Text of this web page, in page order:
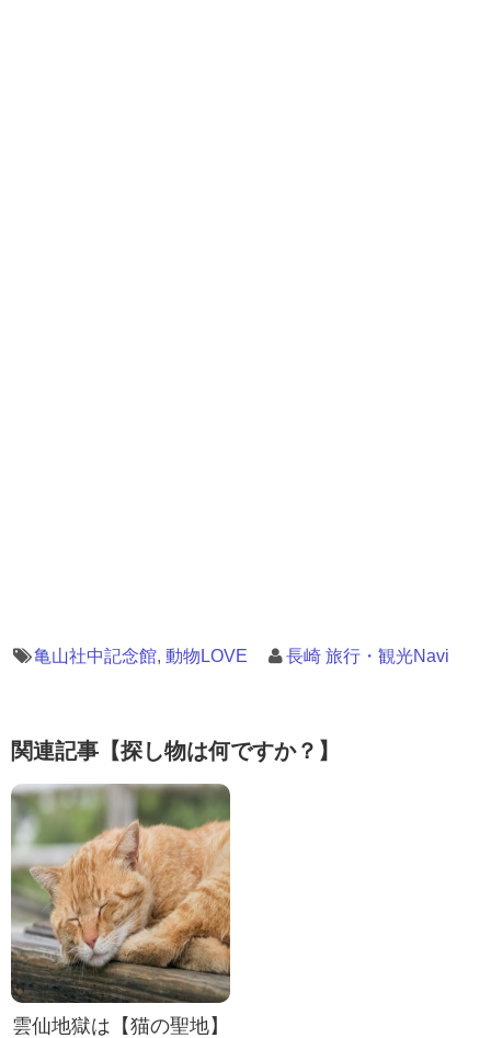
亀山社中記念館, 動物LOVE 長崎 旅行・観光Navi
関連記事【探し物は何ですか？】
雲仙地獄は【猫の聖地】